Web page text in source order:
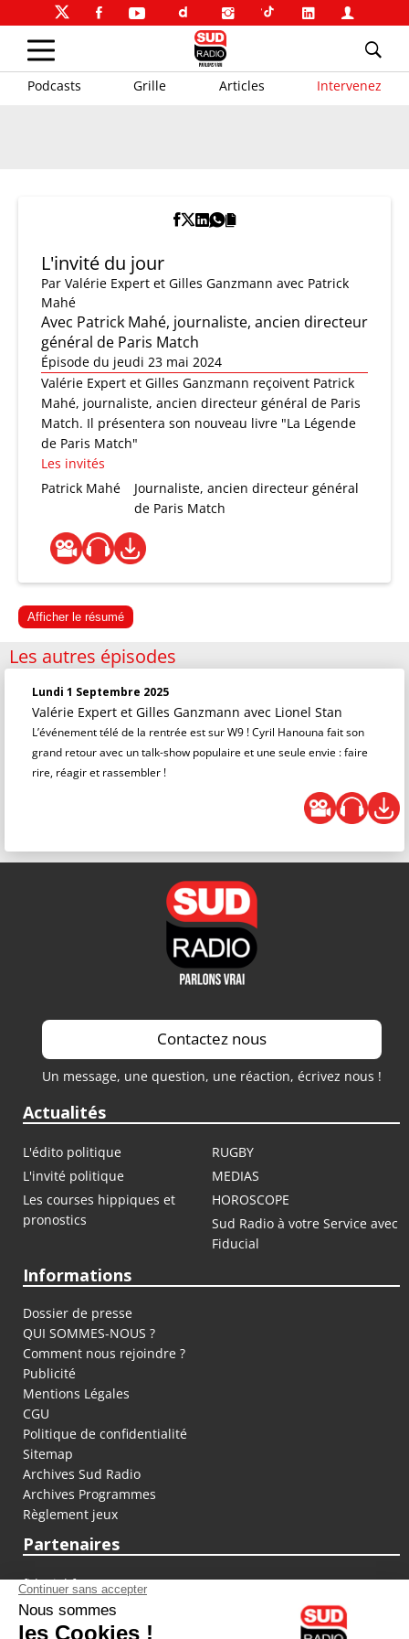
Podcasts Grille Articles Intervenez
L'invité du jour
Par Valérie Expert et Gilles Ganzmann avec Patrick
Mahé
Avec Patrick Mahé, journaliste, ancien directeur
général de Paris Match
Épisode du jeudi 23 mai 2024
Valérie Expert et Gilles Ganzmann reçoivent Patrick
Mahé, journaliste, ancien directeur général de Paris
Match. Il présentera son nouveau livre "La Légende
de Paris Match"
Les invités
Patrick Mahé
Journaliste, ancien directeur général
de Paris Match
Afficher le résumé
Les autres épisodes
Lundi 1 Septembre 2025
Valérie Expert et Gilles Ganzmann avec Lionel Stan
L’événement télé de la rentrée est sur W9 ! Cyril Hanouna fait son
grand retour avec un talk-show populaire et une seule envie : faire
rire, réagir et rassembler !
Contactez nous
Un message, une question, une réaction, écrivez nous !
Actualités
L'édito politique
RUGBY
L'invité politique
MEDIAS
Les courses hippiques et
pronostics
HOROSCOPE
Sud Radio à votre Service avec
Fiducial
Informations
Dossier de presse
QUI SOMMES-NOUS ?
Comment nous rejoindre ?
Publicité
Mentions Légales
CGU
Politique de confidentialité
Sitemap
Archives Sud Radio
Archives Programmes
Règlement jeux
Partenaires
fiducial.fr
lyoncapitale.fr
olympique-et-lyonnais.com